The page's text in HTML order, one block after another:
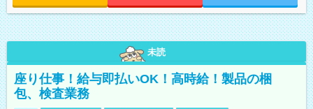
未読
座り仕事！給与即払いOK！高時給！製品の梱
包、検査業務